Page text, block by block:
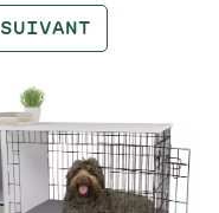
SUIVANT